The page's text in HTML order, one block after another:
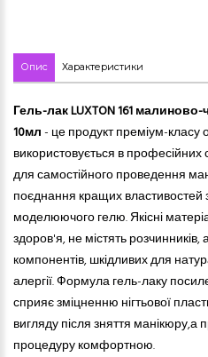
Опис Характеристики
Гель-лак LUXTON 161
10мл- це продукт преміум-класу
використовується в
для самостійного проведення
поєднання кращих властивостей
моделюючого гелю. Якісні
здоров'я, не містять розчинників,
компонентів, шкідливих для
алергії. Формула гель-лаку
сприяє зміцненню нігтьової
вигляду після зняття
процедуру комфортною.